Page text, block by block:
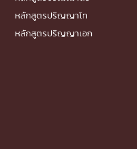
หลักสูตรปริญญาโท
หลักสูตรปริญญาเอก